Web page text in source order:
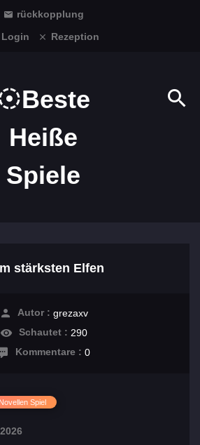
rückkopplung
Login
Rezeption
Beste
Heiße
Spiele
stärksten Elfen
Autor : grezaxv
Schautet : 290
Kommentare : 0
Spiel